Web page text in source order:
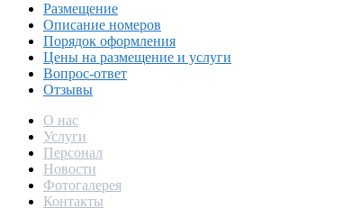
Размещение
Описание номеров
Порядок оформления
Цены на размещение и услуги
Вопрос-ответ
Отзывы
О нас
Услуги
Персонал
Новости
Фотогалерея
Контакты